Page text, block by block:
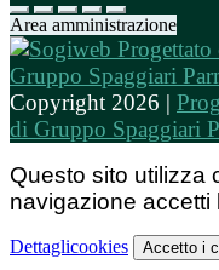
Area amministrazione
Copyright 2026 |
di Gruppo Spaggiari
Questo sito utilizza
navigazione accetti
Dettaglicookies Accetto i